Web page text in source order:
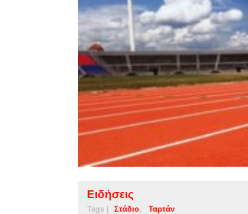
Ειδήσεις
Tags | Στάδιο Ταρτάν